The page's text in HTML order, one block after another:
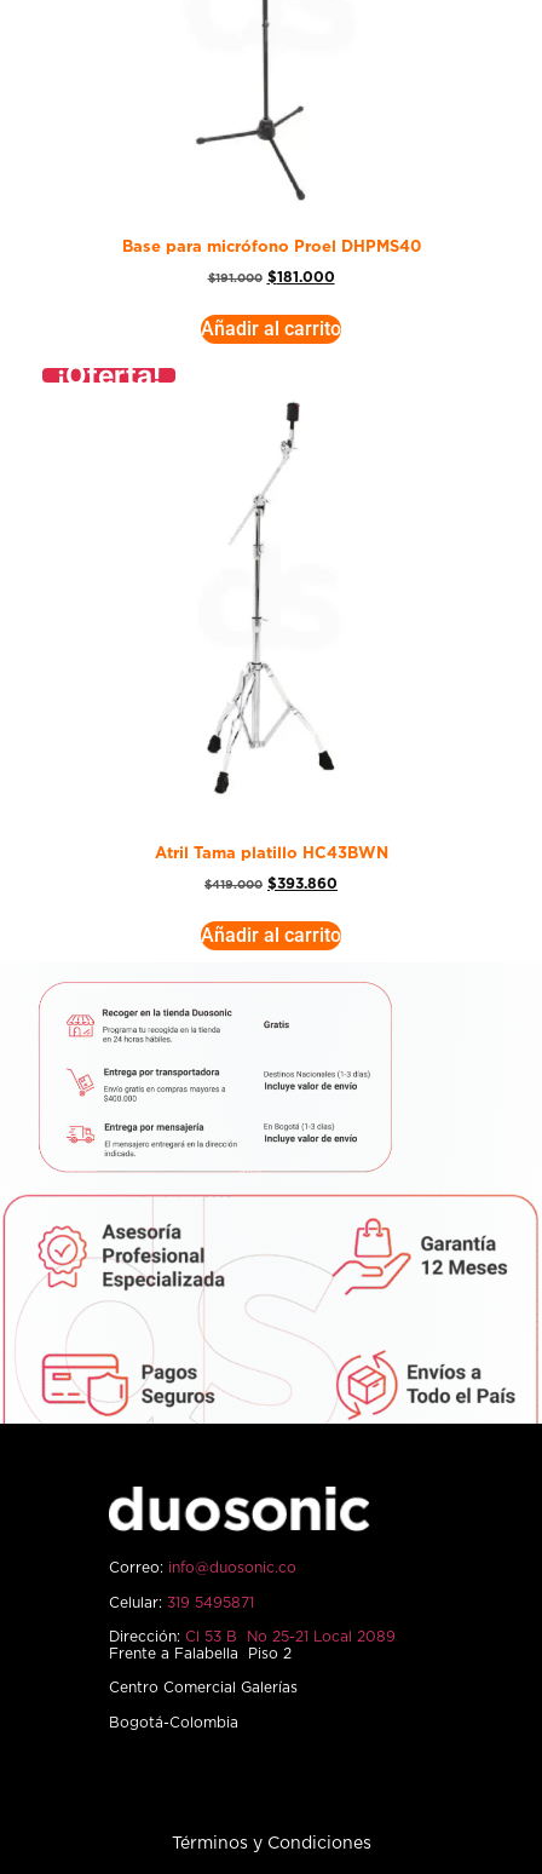
Base para micrófono Proel DHPMS40
$191.000 $181.000
Añadir al carrito
¡Oferta!
Atril Tama platillo HC43BWN
$419.000 $393.860
Añadir al carrito
Correo: info@duosonic.co
Celular: 319 5495871
Dirección: Cl 53 B No 25-21 Local 2089
Frente a Falabella Piso 2
Centro Comercial Galerías
Bogotá-Colombia
Términos y Condiciones